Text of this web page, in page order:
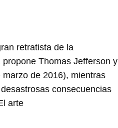
retratista de la
Thomas Jefferson y
de 2016), mientras
consecuencias
arte